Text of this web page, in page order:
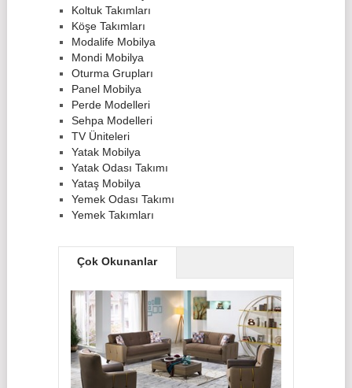
Koltuk Takımları
Köşe Takımları
Modalife Mobilya
Mondi Mobilya
Oturma Grupları
Panel Mobilya
Perde Modelleri
Sehpa Modelleri
TV Üniteleri
Yatak Mobilya
Yatak Odası Takımı
Yataş Mobilya
Yemek Odası Takımı
Yemek Takımları
Çok Okunanlar